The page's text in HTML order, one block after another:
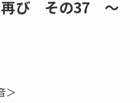
再び その37 ～
＞